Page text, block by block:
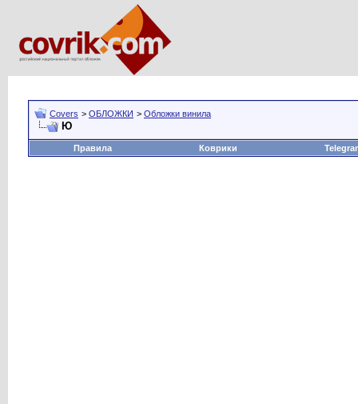
Covers > ОБЛОЖКИ > Обложки винила
Ю
Правила Коврики